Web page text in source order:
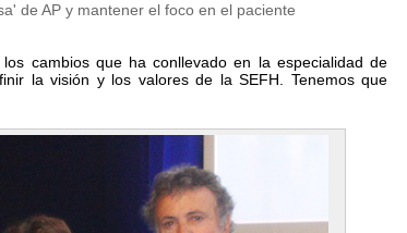
de AP y mantener el foco en el paciente
cambios que ha conllevado en la especialidad de
la visión y los valores de la SEFH. Tenemos que